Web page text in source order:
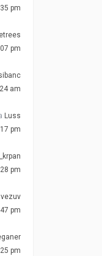
pm
pm
am
Luss
pm
pm
vezuv
pm
pm